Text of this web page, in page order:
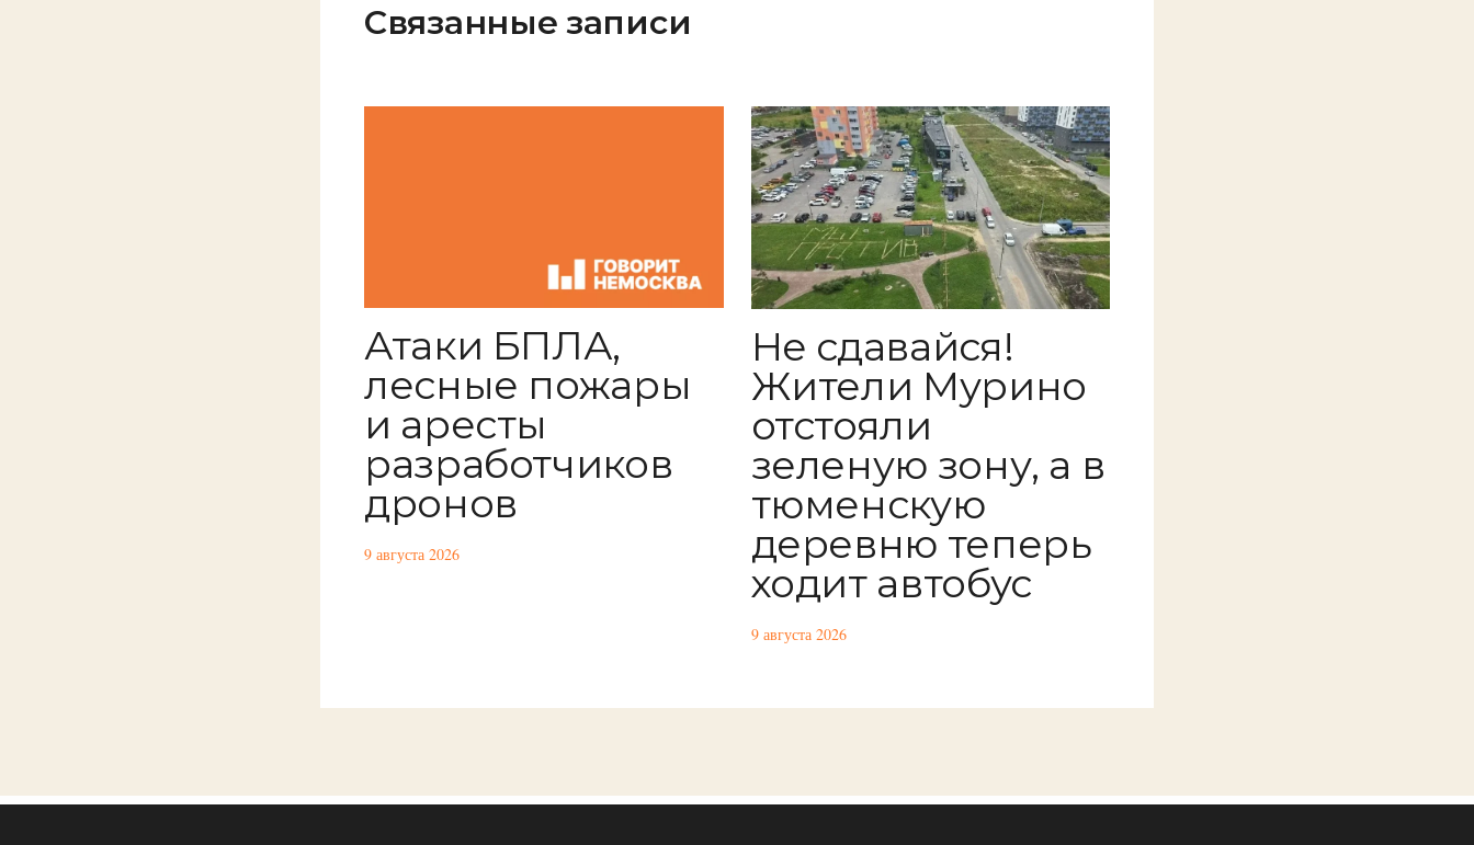
Связанные записи
Атаки БПЛА,
лесные пожары
и аресты
разработчиков
дронов
9 августа 2026
Не сдавайся!
Жители Мурино
отстояли
зеленую зону, а в
тюменскую
деревню теперь
ходит автобус
9 августа 2026